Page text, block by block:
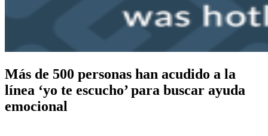
Más de 500 personas han acudido a la
línea ‘yo te escucho’ para buscar ayuda
emocional